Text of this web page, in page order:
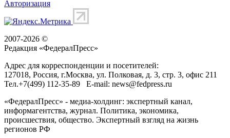
Авторизация
2007-2026 ©
Редакция «ФедералПресс»
Адрес для корреспонденции и посетителей:
127018, Россия, г.Москва, ул. Полковая, д. 3, стр. 3, офис 211
Тел.+7(499) 112-35-89 E-mail: news@fedpress.ru
«ФедералПресс» - медиа-холдинг: экспертный канал,
информагентства, журнал. Политика, экономика,
происшествия, общество. Экспертный взгляд на жизнь
регионов РФ